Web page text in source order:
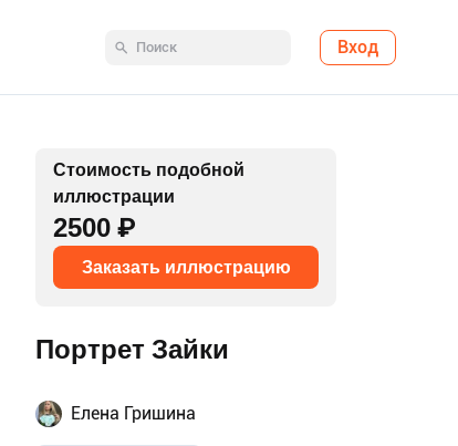
Вход
Стоимость подобной
иллюстрации
2500 ₽
Заказать иллюстрацию
Портрет Зайки
Елена Гришина